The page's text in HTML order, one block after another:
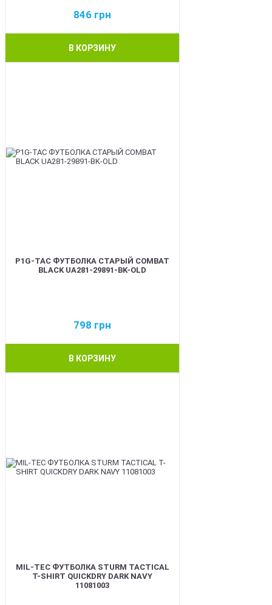
846 грн
В КОРЗИНУ
P1G-TAC ФУТБОЛКА СТАРЫЙ COMBAT
BLACK UA281-29891-BK-OLD
798 грн
В КОРЗИНУ
MIL-TEC ФУТБОЛКА STURM TACTICAL
T-SHIRT QUICKDRY DARK NAVY
11081003